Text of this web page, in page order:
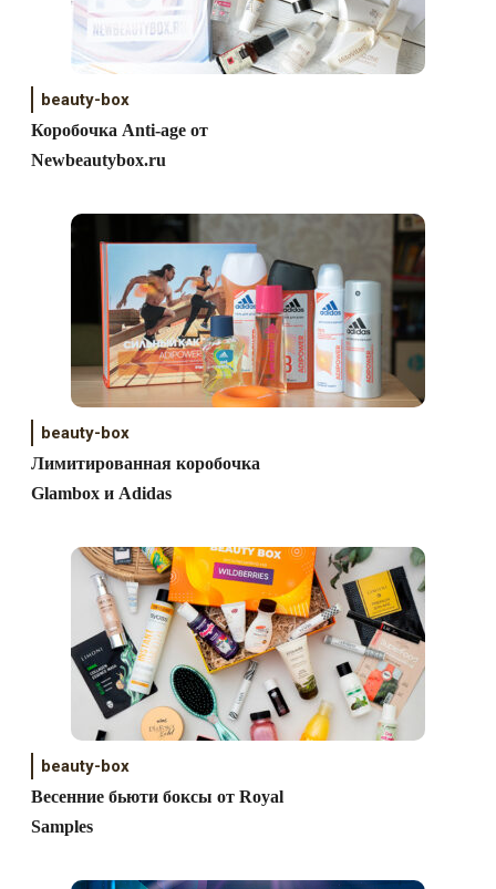
beauty-box
Коробочка Anti-age от
Newbeautybox.ru
beauty-box
Лимитированная коробочка
Glambox и Adidas
beauty-box
Весенние бьюти боксы от Royal
Samples